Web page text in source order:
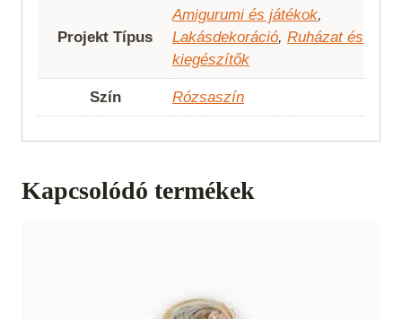
Projekt Típus
Amigurumi és játékok,
Lakásdekoráció, Ruházat és
kiegészítők
Szín Rózsaszín
Kapcsolódó termékek